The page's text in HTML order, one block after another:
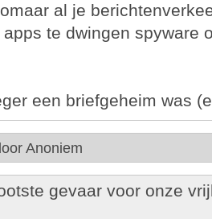
al je
te dwingen spyware
een briefgeheim was
Anoniem
gevaar voor onze